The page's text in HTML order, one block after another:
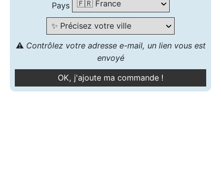
Pays
⚠️ Contrôlez votre adresse e-mail, un lien vous est
envoyé